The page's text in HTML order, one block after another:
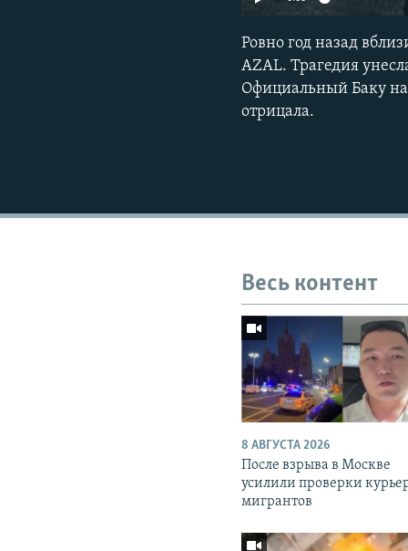
Ровно год назад
AZAL. Трагедия
Официальный Баку
отрицала.
Весь контент
8 АВГУСТА 2026
После взрыва в Москве
усилили проверки
мигрантов